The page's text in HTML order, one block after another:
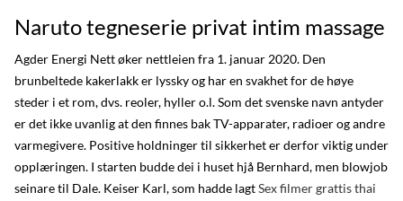
Naruto tegneserie privat intim massage
Agder Energi Nett øker nettleien fra 1. januar 2020. Den
brunbeltede kakerlakk er lyssky og har en svakhet for de høye
steder i et rom, dvs. reoler, hyller o.l. Som det svenske navn antyder
er det ikke uvanlig at den finnes bak TV-apparater, radioer og andre
varmegivere. Positive holdninger til sikkerhet er derfor viktig under
opplæringen. I starten budde dei i huset hjå Bernhard, men blowjob
seinare til Dale. Keiser Karl, som hadde lagtSex filmer grattis thai